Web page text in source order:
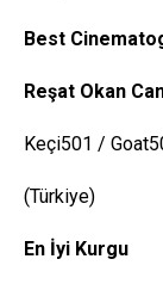
Best
Reşat Okan
Keçi501 /
(Türkiye)
En İyi Kurgu